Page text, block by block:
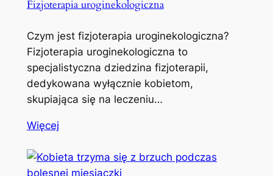
Fizjoterapia uroginekologiczna
Czym jest fizjoterapia uroginekologiczna?
Fizjoterapia uroginekologiczna to
specjalistyczna dziedzina fizjoterapii,
dedykowana wyłącznie kobietom,
skupiająca się na leczeniu…
Więcej